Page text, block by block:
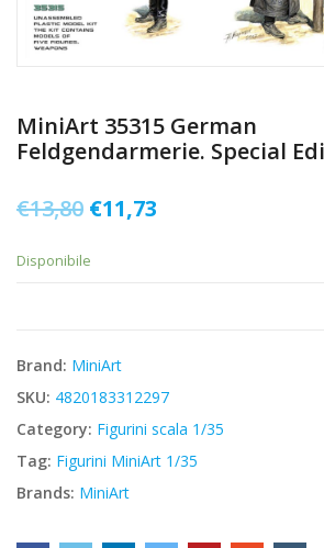
MiniArt 35315 German
Feldgendarmerie. Special
€13,80 Il
€11,73
Disponibile
Brand: MiniArt
SKU: 4820183312297
Category: Figurini scala 1/35
Tag: Figurini MiniArt 1/35
Brands: MiniArt